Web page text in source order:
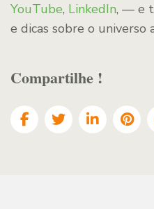
YouTube, LinkedIn, — e
e dicas sobre o universo
Compartilhe !